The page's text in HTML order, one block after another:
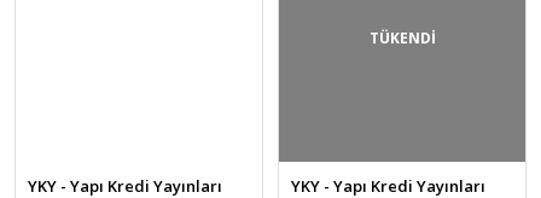
YKY - Yapı Kredi Yayınları
TÜKENDİ
YKY - Yapı Kredi Yayınları